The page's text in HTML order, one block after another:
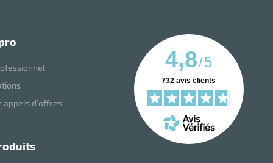
appels d’offres
4,8/5
732 avis clients